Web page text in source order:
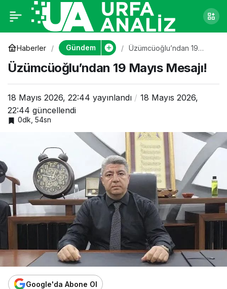
Haberler Gündem
Üzümcüoğlu’ndan 19
Üzümcüoğlu’ndan 19 Mayıs Mesajı!
18 Mayıs 2026, 22:44 yayınlandı
18 Mayıs 2026,
22:44 güncellendi
0dk, 54sn
Google'da Abone Ol
Üzümcüoğlu’ndan 19
Mayıs Mesajı!
0